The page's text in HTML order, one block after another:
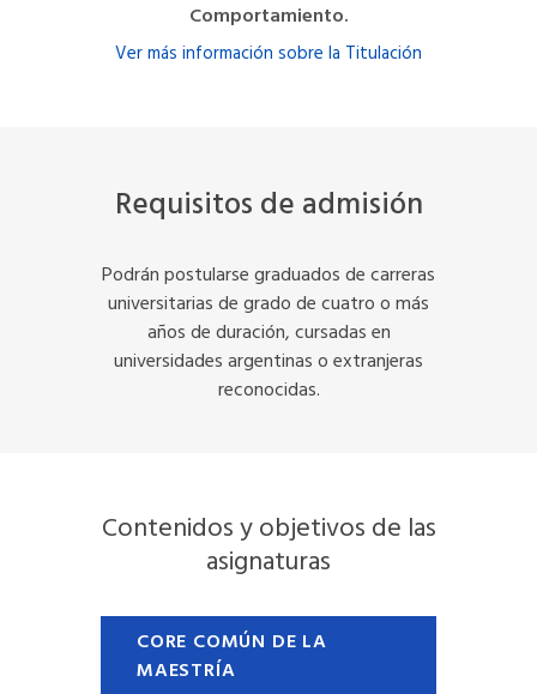
Comportamiento.
Ver más información sobre la Titulación
Requisitos de admisión
Podrán postularse graduados de carreras
universitarias de grado de cuatro o más
años de duración, cursadas en
universidades argentinas o extranjeras
reconocidas.
Contenidos y objetivos de las
asignaturas
CORE COMÚN DE LA
MAESTRÍA